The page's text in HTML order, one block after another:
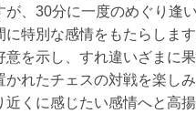
が、30分に一度のめぐり逢
に特別な感情をもたらしま
意を示し、すれ違いざまに
かれたチェスの対戦を楽し
近くに感じたい感情へと高